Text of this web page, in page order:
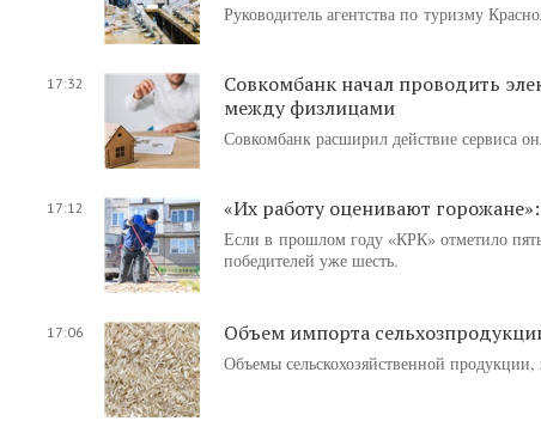
Руководитель агентства по туризму
17:32
Совкомбанк начал проводить
между физлицами
Совкомбанк расширил действие сервиса
17:12 «Их работу оценивают
Если в прошлом году «КРК» отметило
победителей уже шесть.
17:06 Объем импорта
Объемы сельскохозяйственной